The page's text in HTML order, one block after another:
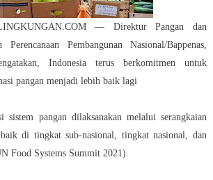
— Direktur Pangan dan
Pembangunan Nasional/Bappenas,
Indonesia terus berkomitmen untuk
pangan menjadi lebih baik lagi
sistem pangan dilaksanakan melalui serangkaian
di tingkat sub-nasional, tingkat nasional, dan
Food Systems Summit 2021).